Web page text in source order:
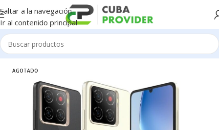
Saltar a la navegación
Ir al contenido principal
Inicio/Celulares/SKY
AGOTADO